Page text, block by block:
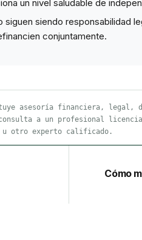
un nivel saludable de
siguen siendo responsabilidad
conjuntamente.
asesoría financiera, legal,
a un profesional
u otro experto calificado.
Cómo